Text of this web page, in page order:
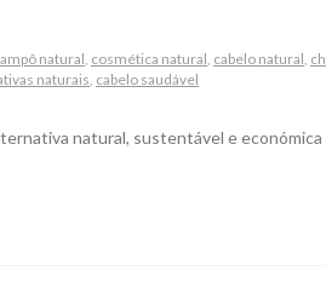
natural, cosmética natural, cabelo natural,
naturais, cabelo saudável
natural, sustentável e